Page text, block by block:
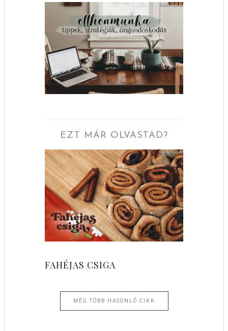
EZT MÁR OLVASTAD?
FAHÉJAS CSIGA
MÉG TÖBB HASONLÓ CIKK